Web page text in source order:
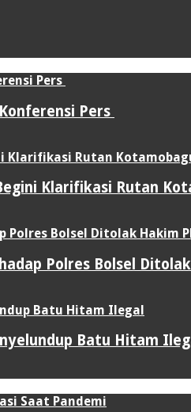
Pers
Klarifikasi Rutan
Polres Bolsel
Batu Hitam